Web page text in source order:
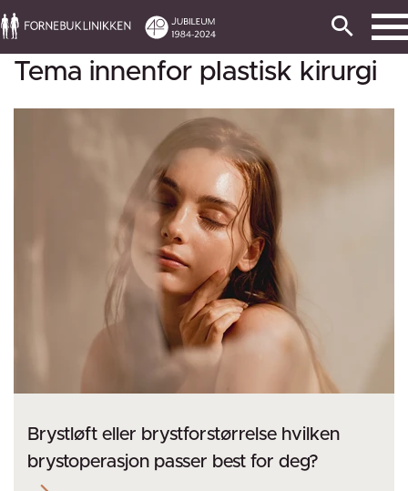
Tema innenfor plastisk kirurgi
Brystløft eller brystforstørrelse hvilken
brystoperasjon passer best for deg?